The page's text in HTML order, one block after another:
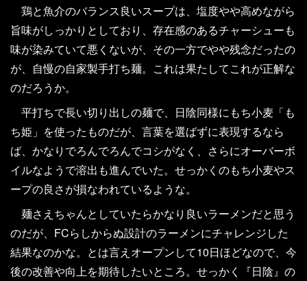
鶏と魚介のバランス良いスープは、塩度やや高めながら
旨味がしっかりとしており、存在感のあるチャーシューも
味が染みていて悪くないが、その一方でやや残念だったの
が、自慢の自家製手打ち麺。これは果たしてこれが正解な
のだろうか。
平打ちで長い切り出しの麺で、日陰同様にもち小麦「も
ち姫」を使ったものだが、言葉を選ばずに表現するなら
ば、かなりでろんでろんでコシがなく、さらにオーバーボ
イルなようで溶出も進んでいた。せっかくのもち小麦やス
ープの良さが損なわれているような。
麺さえちゃんとしていたらかなり良いラーメンだと思う
のだが、FCらしからぬ設計のラーメンにチャレンジした
結果なのかな。とは言えオープンして10日ほどなので、今
後の改善や向上を期待したいところ。せっかく『日陰』の